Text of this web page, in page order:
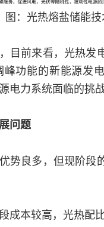
图：光热熔盐储能
目前来看，光热发
峰功能的新能源发
电力系统面临的挑战
问题
势良多，但现阶段
成本较高，光热配